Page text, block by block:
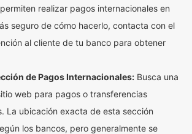
realizar pagos internacionales en
seguro de cómo hacerlo, contacta con el
al cliente de tu banco para obtener
de Pagos Internacionales: Busca una
web para pagos o transferencias
La ubicación exacta de esta sección
los bancos, pero generalmente se